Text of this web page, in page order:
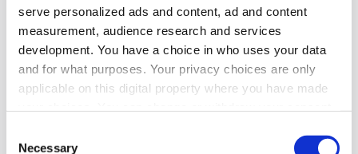
serve personalized ads and content, ad and content
measurement, audience research and services
development. You have a choice in who uses your data
and for what purposes. Your privacy choices are only
applicable on this digital property where you have made
the Privacy trigger icon.
Selection
Necessary
Företagspaket